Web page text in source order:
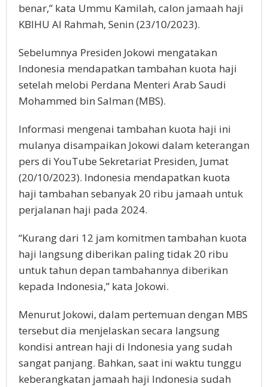
benar,” kata Ummu Kamilah, calon jamaah haji
KBIHU Al Rahmah, Senin (23/10/2023).
Sebelumnya Presiden Jokowi mengatakan
Indonesia mendapatkan tambahan kuota haji
setelah melobi Perdana Menteri Arab Saudi
Mohammed bin Salman (MBS).
Informasi mengenai tambahan kuota haji ini
mulanya disampaikan Jokowi dalam keterangan
pers di YouTube Sekretariat Presiden, Jumat
(20/10/2023). Indonesia mendapatkan kuota
haji tambahan sebanyak 20 ribu jamaah untuk
perjalanan haji pada 2024.
“Kurang dari 12 jam komitmen tambahan kuota
haji langsung diberikan paling tidak 20 ribu
untuk tahun depan tambahannya diberikan
kepada Indonesia,” kata Jokowi.
Menurut Jokowi, dalam pertemuan dengan MBS
tersebut dia menjelaskan secara langsung
kondisi antrean haji di Indonesia yang sudah
sangat panjang. Bahkan, saat ini waktu tunggu
keberangkatan jamaah haji Indonesia sudah